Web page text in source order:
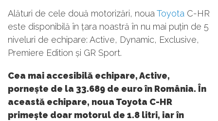
Alături de cele două motorizări, nouaToyota C-HR
este disponibilă în țara noastră în nu mai puțin de 5
niveluri de echipare: Active, Dynamic, Exclusive,
Premiere Edition și GR Sport.
Cea mai accesibilă echipare, Active,
pornește de la 33.689 de euro în România. În
această echipare, noua Toyota C-HR
primește doar motorul de 1.8 litri, iar în